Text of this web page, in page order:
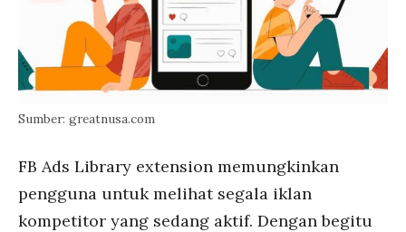
Sumber: greatnusa.com
FB Ads Library extension memungkinkan
pengguna untuk melihat segala iklan
kompetitor yang sedang aktif. Dengan begitu